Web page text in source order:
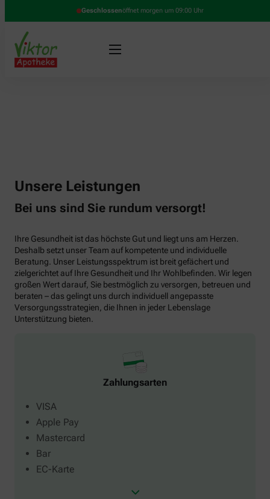
Geschlossenöffnet morgen um 09:00 Uhr
Unsere Leistungen
Bei uns sind Sie rundum versorgt!
Ihre Gesundheit ist das höchste Gut und liegt uns am Herzen.
Deshalb setzt unser Team auf kompetente und individuelle
Beratung. Unser Leistungsspektrum ist breit gefächert und
zielgerichtet auf Ihre Gesundheit und Ihr Wohlbefinden. Wir legen
großen Wert darauf, Sie bestmöglich zu versorgen, betreuen und
beraten – das gelingt uns durch individuell angepasste
Versorgungsstrategien, die Ihnen in jeder Lebenslage
Unterstützung bieten.
Zahlungsarten
VISA
Apple Pay
Mastercard
Bar
EC-Karte